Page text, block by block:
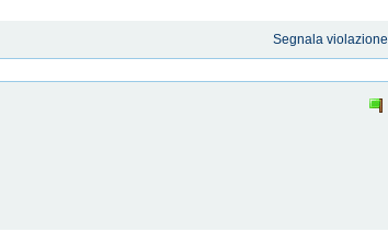
Segnala violazione